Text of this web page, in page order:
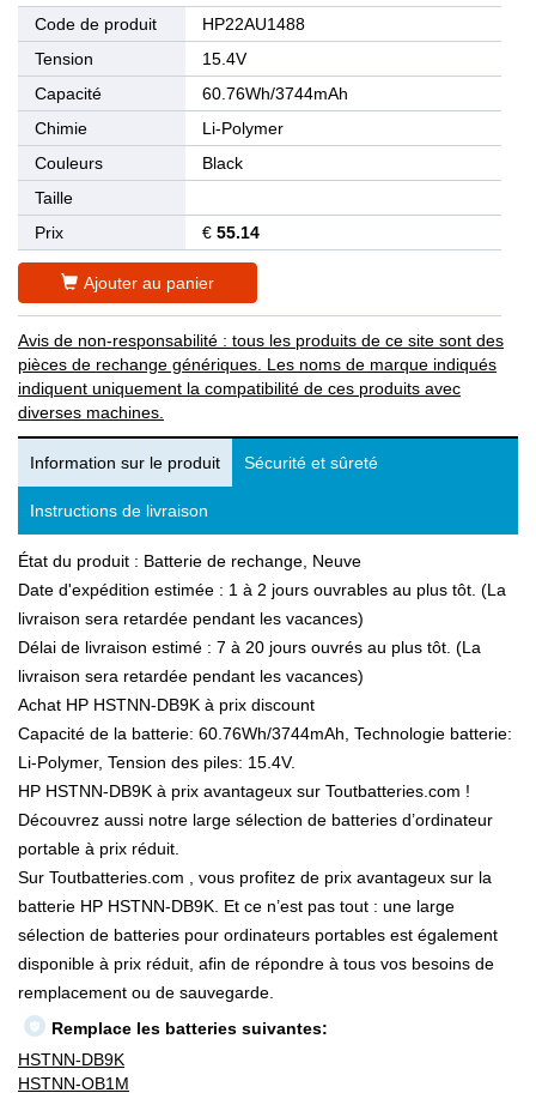
Code de produit
HP22AU1488
Tension
15.4V
Capacité
60.76Wh/3744mAh
Chimie
Li-Polymer
Couleurs
Black
Taille
Prix
€ 55.14
Ajouter au panier
Avis de non-responsabilité : tous les produits de ce site sont des
pièces de rechange génériques. Les noms de marque indiqués
indiquent uniquement la compatibilité de ces produits avec
diverses machines.
Information sur le produit Sécurité et sûreté
Instructions de livraison
État du produit : Batterie de rechange, Neuve
Date d'expédition estimée : 1 à 2 jours ouvrables au plus tôt. (La
livraison sera retardée pendant les vacances)
Délai de livraison estimé : 7 à 20 jours ouvrés au plus tôt. (La
livraison sera retardée pendant les vacances)
Achat HP HSTNN-DB9K à prix discount
Capacité de la batterie: 60.76Wh/3744mAh, Technologie batterie:
Li-Polymer, Tension des piles: 15.4V.
HP HSTNN-DB9K à prix avantageux sur Toutbatteries.com !
Découvrez aussi notre large sélection de batteries d’ordinateur
portable à prix réduit.
Sur Toutbatteries.com , vous profitez de prix avantageux sur la
batterie HP HSTNN-DB9K. Et ce n’est pas tout : une large
sélection de batteries pour ordinateurs portables est également
disponible à prix réduit, afin de répondre à tous vos besoins de
remplacement ou de sauvegarde.
Remplace les batteries suivantes:
HSTNN-DB9K
HSTNN-OB1M